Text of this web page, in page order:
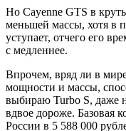
Но Cayenne GTS в
меньшей массы, хотя в
уступает, отчего его
с медленнее.
Впрочем, вряд ли в
мощности и массы,
выбираю Turbo S, даже
вдвое дороже. Базовая
России в 5 588 000